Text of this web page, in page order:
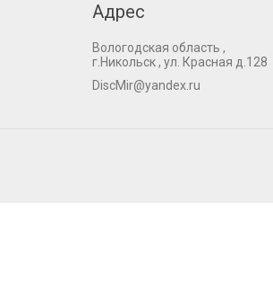
Адрес
Вологодская область ,
г.Никольск , ул. Красная д.128
DiscMir@yandex.ru